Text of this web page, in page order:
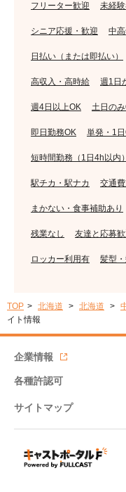
フリーター歓迎 未経
シニア応援・歓迎 中
日払い（または即払い）
高収入・高時給 週1日
週4日以上OK 土日の
即日勤務OK 単発・1
短時間勤務（1日4h以内）
駅チカ・駅ナカ 交通
まかない・食事補助あり
残業なし 友達と応募
ロッカー利用有 髪型
TOP 北海道 北海道
イト情報
企業情報
各種許認可
サイトマップ